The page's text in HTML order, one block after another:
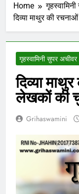
Home
दिव्या माथुर की
गृहस्वामिनी सुपर अचीवर
दिव्या
लेखकों की
Grihaswamini